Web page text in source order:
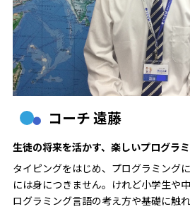
コーチ 遠藤
生徒の将来を活かす、楽しいプログラ
タイピングをはじめ、プログラミング
には身につきません。けれど小学生や
ログラミング言語の考え方や基礎に触